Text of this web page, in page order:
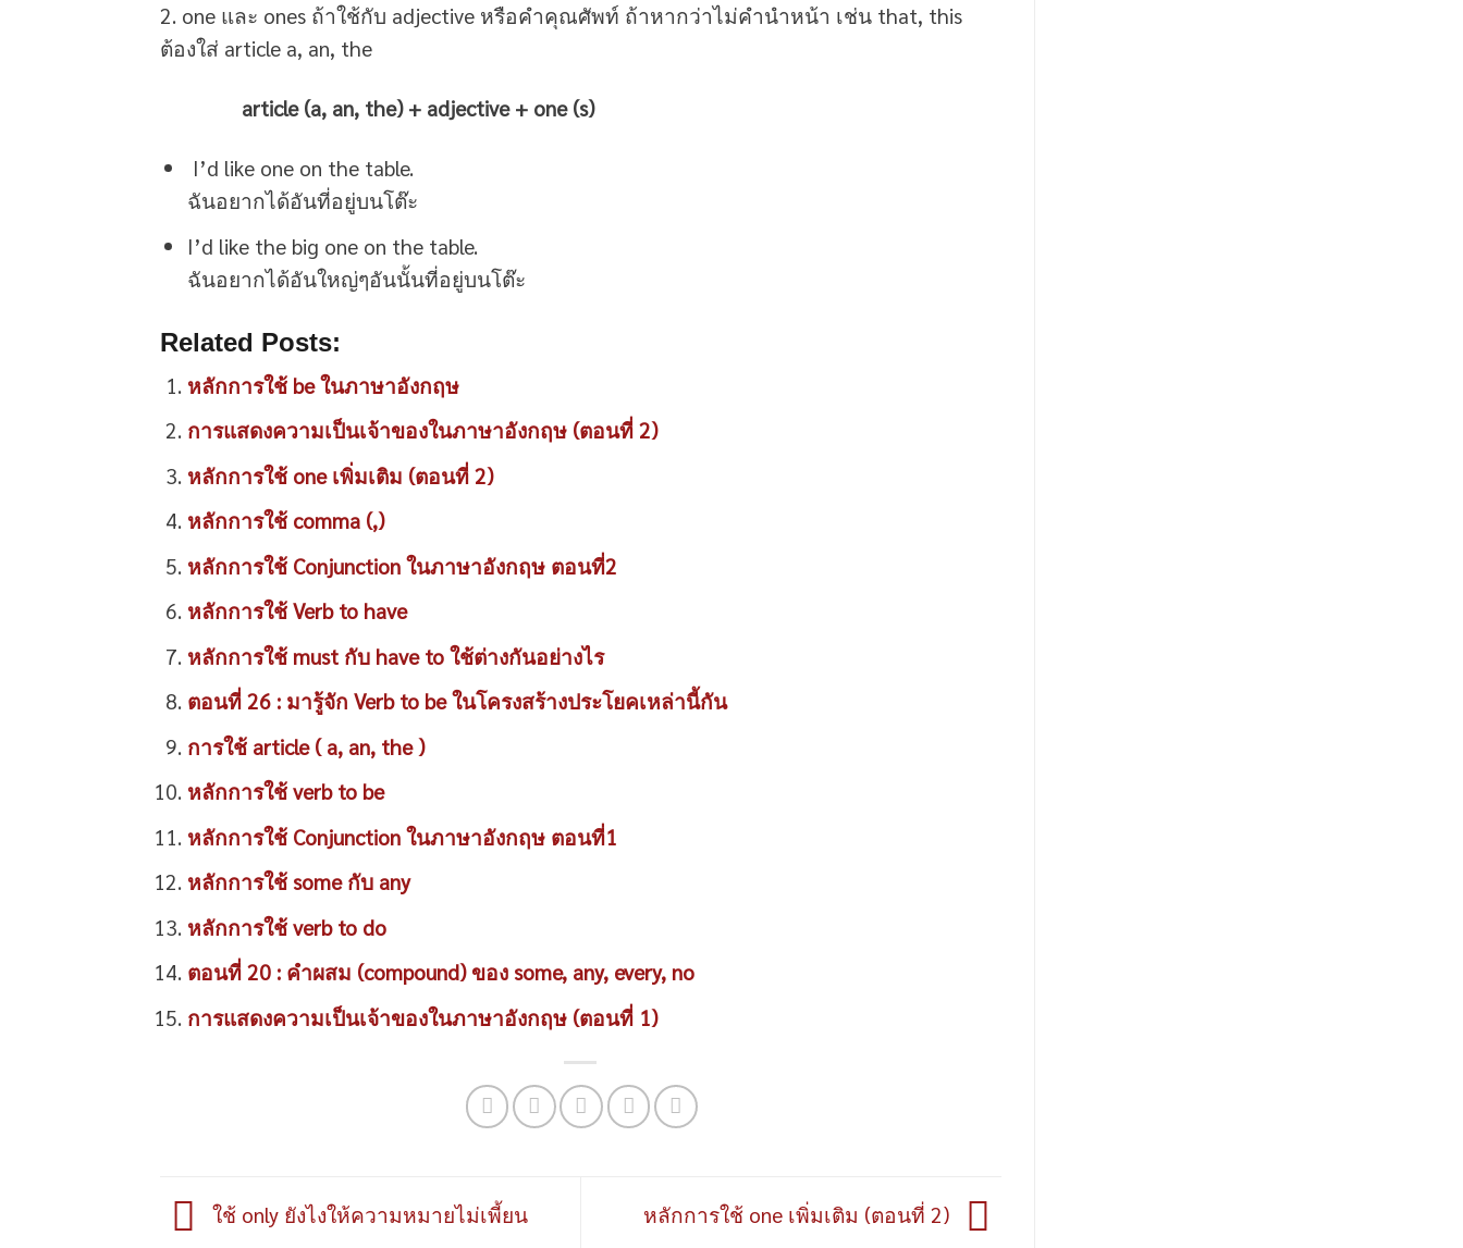
2. one และ ones ถ้าใช้กับ adjective หรือคำคุณศัพท์ ถ้าหากว่าไม่คำนำหน้า เช่น that, this
ต้องใส่ article a, an, the
article (a, an, the) + adjective + one (s)
I’d like one on the table.
ฉันอยากได้อันที่อยู่บนโต๊ะ
I’d like the big one on the table.
ฉันอยากได้อันใหญ่ๆอันนั้นที่อยู่บนโต๊ะ
Related Posts:
หลักการใช้ be ในภาษาอังกฤษ
การแสดงความเป็นเจ้าของในภาษาอังกฤษ (ตอนที่ 2)
หลักการใช้ one เพิ่มเติม (ตอนที่ 2)
หลักการใช้ comma (,)
หลักการใช้ Conjunction ในภาษาอังกฤษ ตอนที่2
หลักการใช้ Verb to have
หลักการใช้ must กับ have to ใช้ต่างกันอย่างไร
ตอนที่ 26 : มารู้จัก Verb to be ในโครงสร้างประโยคเหล่านี้กัน
การใช้ article ( a, an, the )
หลักการใช้ verb to be
หลักการใช้ Conjunction ในภาษาอังกฤษ ตอนที่1
หลักการใช้ some กับ any
หลักการใช้ verb to do
ตอนที่ 20 : คำผสม (compound) ของ some, any, every, no
การแสดงความเป็นเจ้าของในภาษาอังกฤษ (ตอนที่ 1)
ใช้ only ยังไงให้ความหมายไม่เพี้ยน หลักการใช้ one เพิ่มเติม (ตอนที่ 2)